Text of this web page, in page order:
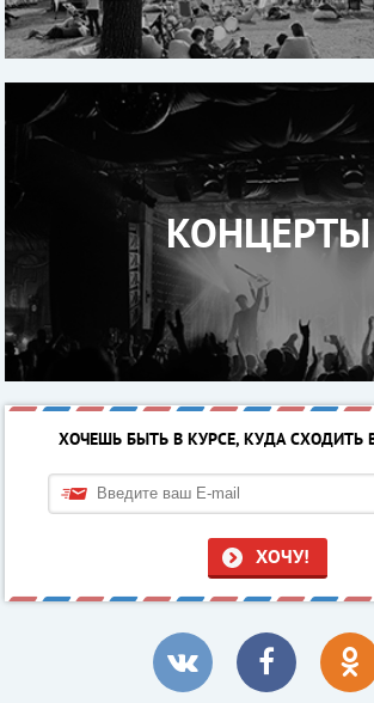
КОНЦЕРТЫ
ХОЧЕШЬ БЫТЬ В КУРСЕ, КУДА СХОДИТЬ
ХОЧУ!